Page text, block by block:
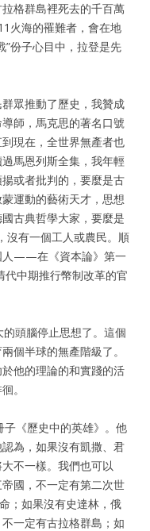
格群島裡死去的千百萬
火海的罹難者，會在地
”份子心目中，拉登是先
眾推動了歷史，我贊成
師，馬克思的著名口號
現在，全世界無產者也
馬恩列斯全集，我年輕
或者批判的，要麼是古
運動的藝術天才，思想
古典哲學大家，要麼是
沒有一個工人或農民。順
人——在《資本論》第一
中期推行幣制改革的官
頭腦停止思想了。這個
個半球的無產階級了。
他的理論的和實踐的活
。
子《歷史中的英雄》。他
為，如果沒有凱撒、君
不一樣。我們也可以
國，不一定有第二次世
；如果沒有史達林，俄
一定有古拉格群島；如